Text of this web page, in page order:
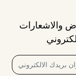
والاشعارات